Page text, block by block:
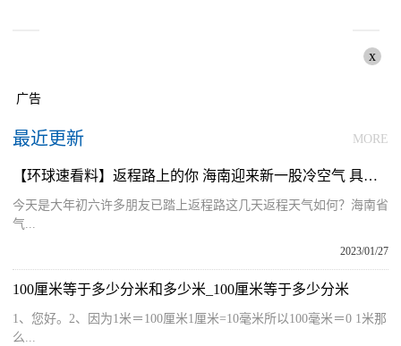
x
广告
最近更新 MORE
【环球速看料】返程路上的你 海南迎来新一股冷空气 具体天气预报
今天是大年初六许多朋友已踏上返程路这几天返程天气如何？海南省
气...
2023/01/27
100厘米等于多少分米和多少米_100厘米等于多少分米
1、您好。2、因为1米＝100厘米1厘米=10毫米所以100毫米＝0 1米那
么...